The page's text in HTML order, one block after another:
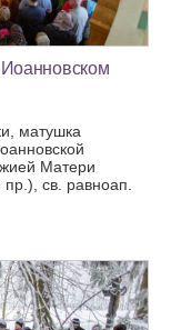
матушка
Матери
св. равноап.